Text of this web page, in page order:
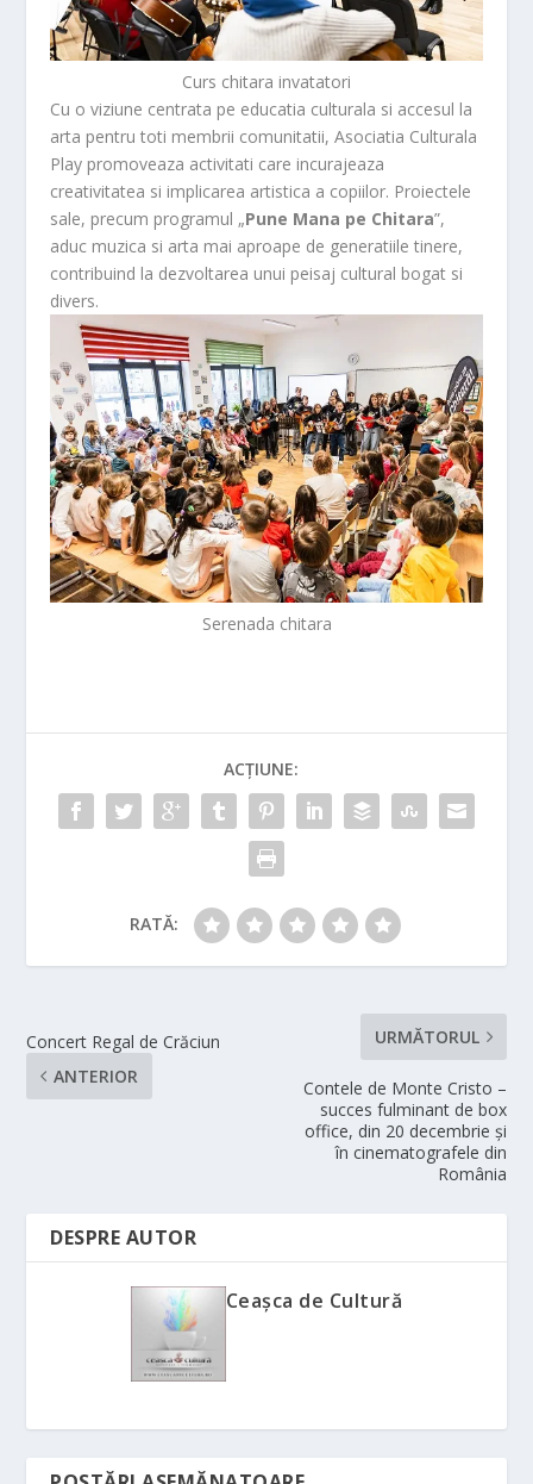
Curs chitara invatatori
Cu o viziune centrata pe educatia culturala si accesul la
arta pentru toti membrii comunitatii, Asociatia Culturala
Play promoveaza activitati care incurajeaza
creativitatea si implicarea artistica a copiilor. Proiectele
sale, precum programul „Pune Mana pe Chitara”,
aduc muzica si arta mai aproape de generatiile tinere,
contribuind la dezvoltarea unui peisaj cultural bogat si
divers.
Serenada chitara
ACȚIUNE:
RATĂ:
Concert Regal de Crăciun
ANTERIOR
URMĂTORUL
Contele de Monte Cristo –
succes fulminant de box
office, din 20 decembrie și
în cinematografele din
România
DESPRE AUTOR
Ceașca de Cultură